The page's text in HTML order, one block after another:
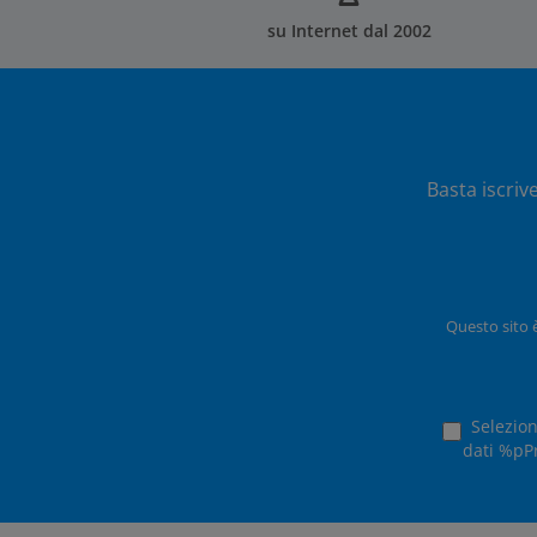
su Internet dal 2002
Basta
Questo sito
dati